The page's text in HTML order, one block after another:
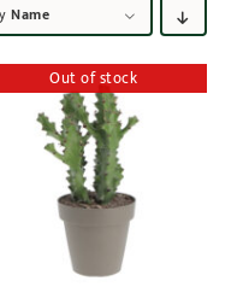
Name
Out of stock